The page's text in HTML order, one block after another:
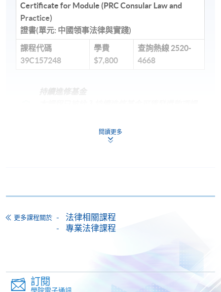
Certificate for Module (PRC Consular Law and
Practice)
證書(單元: 中國領事法律與實踐)
課程代碼
39C157248
學費
$7,800
查詢熱線 2520-
4668
持續進修基金
（單元：中國領事法律與實踐）
本課程已加入持續進修基金可獲發還款項課程名單內
證書 (單元: 中國領事法律與實踐)
本課程在資歴架構下獲得認可 (資歴架構第5級)
閱讀更多
更多課程關於
法律相關課程
專業法律課程
訂閱
學院電子通訊